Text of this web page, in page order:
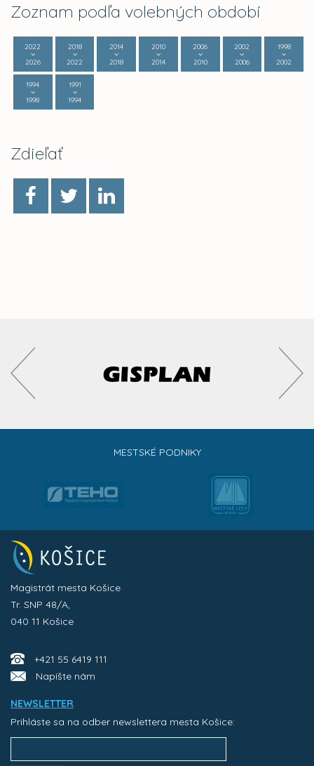
Zoznam podľa volebných období
2022
2026
2018
2022
2014
2018
2010
2014
2006
2010
2002
2006
1998
2002
1994
1998
1991
1994
Zdieľať
MESTSKÉ PODNIKY
Magistrát mesta Košice
Tr. SNP 48/A,
040 11 Košice
+421 55 6419 111
Napíšte nám
NEWSLETTER
Prihláste sa na odber newslettera mesta Košice: